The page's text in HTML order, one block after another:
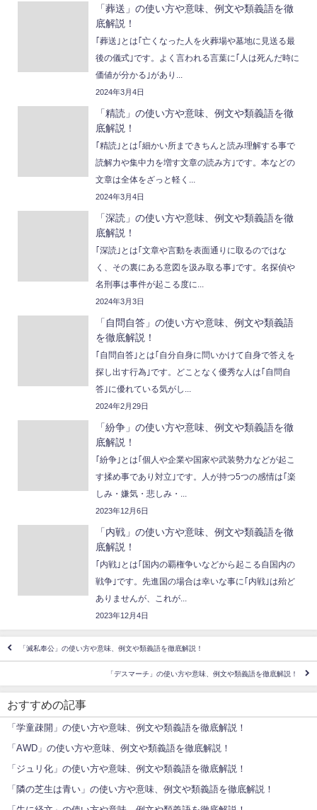
「葬送」の使い方や意味、例文や類義語を徹
底解説！
｢葬送｣とは｢亡くなった人を火葬場や墓地に見送る最
後の儀式｣です。よく言われる言葉に｢人は死んだ時に
価値が分かる｣があり...
2024年3月4日
「精読」の使い方や意味、例文や類義語を徹
底解説！
｢精読｣とは｢細かい所まできちんと読み理解する事で
読解力や集中力を増す文章の読み方｣です。本などの
文章は全体をざっと軽く...
2024年3月4日
「深読」の使い方や意味、例文や類義語を徹
底解説！
｢深読｣とは｢文章や言動を表面通りに取るのではな
く、その裏にある意図を汲み取る事｣です。名探偵や
名刑事は事件が起こる度に...
2024年3月3日
「自問自答」の使い方や意味、例文や類義語
を徹底解説！
｢自問自答｣とは｢自分自身に問いかけて自身で答えを
探し出す行為｣です。どことなく優秀な人は｢自問自
答｣に優れている気がし...
2024年2月29日
「紛争」の使い方や意味、例文や類義語を徹
底解説！
｢紛争｣とは｢個人や企業や国家や武装勢力などが起こ
す揉め事であり対立｣です。人が持つ5つの感情は｢楽
しみ・嫌気・悲しみ・...
2023年12月6日
「内戦」の使い方や意味、例文や類義語を徹
底解説！
｢内戦｣とは｢国内の覇権争いなどから起こる自国内の
戦争｣です。先進国の場合は幸いな事に｢内戦｣は殆ど
ありませんが、これが...
2023年12月4日
「滅私奉公」の使い方や意味、例文や類義語を徹底解説！
「デスマーチ」の使い方や意味、例文や類義語を徹底解説！
おすすめの記事
「学童疎開」の使い方や意味、例文や類義語を徹底解説！
「AWD」の使い方や意味、例文や類義語を徹底解説！
「ジュリ化」の使い方や意味、例文や類義語を徹底解説！
「隣の芝生は青い」の使い方や意味、例文や類義語を徹底解説！